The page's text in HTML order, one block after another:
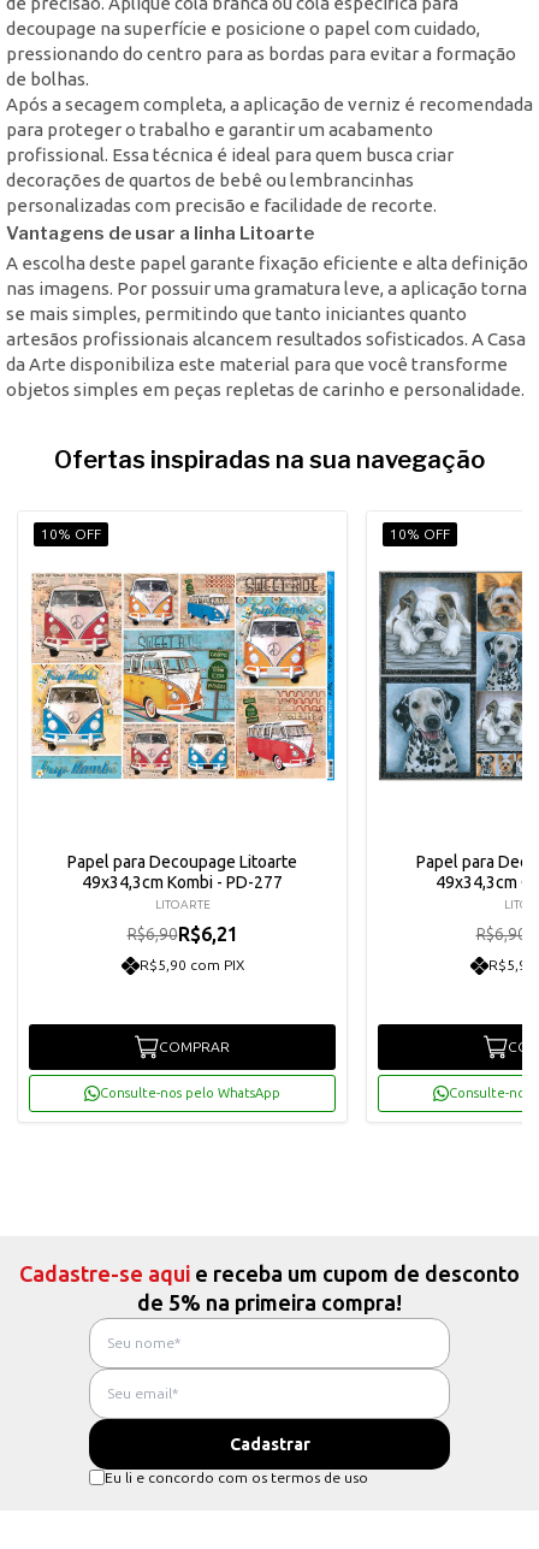
decoupage na superfície e posicione o papel com cuidado,
pressionando do centro para as bordas para evitar a formação
de bolhas.
Após a secagem completa, a aplicação de verniz é recomendada
para proteger o trabalho e garantir um acabamento
profissional. Essa técnica é ideal para quem busca criar
decorações de quartos de bebê ou lembrancinhas
personalizadas com precisão e facilidade de recorte.
Vantagens de usar a linha Litoarte
A escolha deste papel garante fixação eficiente e alta definição
nas imagens. Por possuir uma gramatura leve, a aplicação torna
se mais simples, permitindo que tanto iniciantes quanto
artesãos profissionais alcancem resultados sofisticados. A Casa
da Arte disponibiliza este material para que você transforme
objetos simples em peças repletas de carinho e personalidade.
Ofertas inspiradas na sua navegação
10% OFF
Papel para Decoupage Litoarte
49x34,3cm Kombi - PD-277
LITOARTE
R$6,90R$6,21
R$5,90 com PIX
COMPRAR
Consulte-nos pelo WhatsApp
10% OFF
Papel para
49x34,3cm
R$6,90
R$5,90
Consulte-nos
Cadastre-se aqui e receba um cupom de desconto
de 5% na primeira compra!
Eu li e concordo com os termos de uso